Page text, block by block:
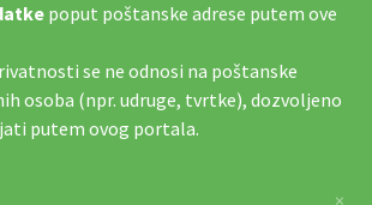
poput poštanske adrese putem ove
se ne odnosi na poštanske
osoba (npr. udruge, tvrtke), dozvoljeno
putem ovog portala.
×